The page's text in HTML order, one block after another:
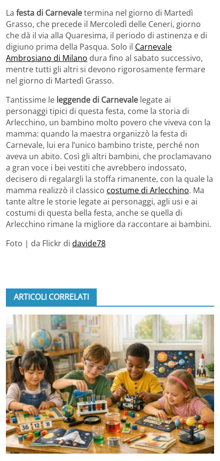
La festa di Carnevaletermina nel giorno di Martedì
Grasso, che precede il Mercoledì delle Ceneri, giorno
che dà il via alla Quaresima, il periodo di astinenza e di
digiuno prima della Pasqua. Solo il Carnevale
Ambrosiano di Milano dura fino al sabato successivo,
mentre tutti gli altri si devono rigorosamente fermare
nel giorno di Martedì Grasso.
Tantissime le leggende di Carnevale legate ai
personaggi tipici di questa festa, come la storia di
Arlecchino, un bambino molto povero che viveva con la
mamma: quando la maestra organizzò la festa di
Carnevale, lui era l’unico bambino triste, perché non
aveva un abito. Così gli altri bambini, che proclamavano
a gran voce i bei vestiti che avrebbero indossato,
decisero di regalargli la stoffa rimanente, con la quale la
mamma realizzò il classico costume di Arlecchino. Ma
tante altre le storie legate ai personaggi, agli usi e ai
costumi di questa bella festa, anche se quella di
Arlecchino rimane la migliore da raccontare ai bambini.
Foto | da Flickr di davide78
ARTICOLI CORRELATI